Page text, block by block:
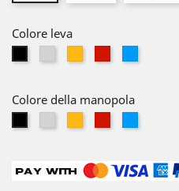
Colore leva
Colore della manopola